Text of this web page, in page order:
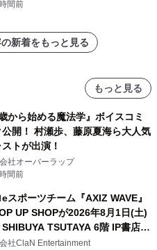
間前
新着をもっと見る
もっと見る
歳から始める魔法学』ボイスコミ
公開！ 村瀬歩、藤原夏海ら大人気
トが出演！
社オーバーラップ
間前
スポーツチーム『AXIZ WAVE』
UP SHOPが2026年8月1日(土)
SHIBUYA TSUTAYA 6階 IP書店で
決定！！
社ClaN Entertainment